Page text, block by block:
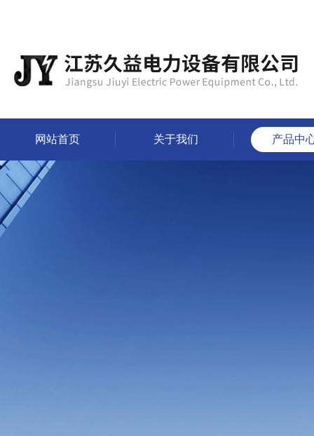
网站首页 关于我们 产品中